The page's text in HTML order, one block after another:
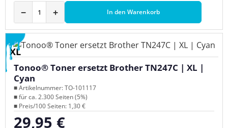
− + In den Warenkorb
XL
Tonoo® Toner ersetzt Brother TN247C | XL |
Cyan
■ Artikelnummer: TO-101117
■ für ca. 2.300 Seiten (5%)
■ Preis/100 Seiten: 1,30 €
Regulärer Preis:
29,95 €